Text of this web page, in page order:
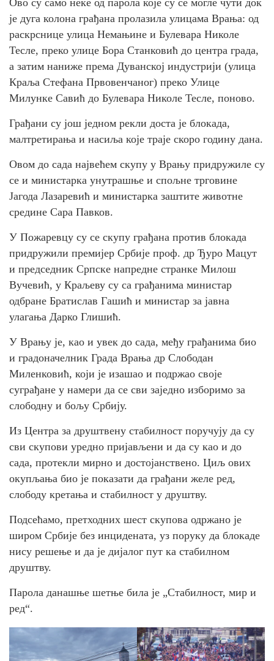
је дуга колона грађана пролазила улицама Врања: од
раскрснице улица Немањине и Булевара Николе
Тесле, преко улице Бора Станковић до центра града,
а затим наниже према Дуванској индустрији (улица
Краља Стефана Првовенчаног) преко Улице
Милунке Савић до Булевара Николе Тесле, поново.
Грађани су још једном рекли доста је блокада,
малтретирања и насиља које траје скоро годину дана.
Овом до сада највећем скупу у Врању придружиле су
се и министарка унутрашње и спољне трговине
Јагода Лазаревић и министарка заштите животне
средине Сара Павков.
У Пожаревцу су се скупу грађана против блокада
придружили премијер Србије проф. др Ђуро Мацут
и председник Српске напредне странке Милош
Вучевић, у Краљеву су са грађанима министар
одбране Братислав Гашић и министар за јавна
улагања Дарко Глишић.
У Врању је, као и увек до сада, међу грађанима био
и градоначелник Града Врања др Слободан
Миленковић, који је изашао и подржао своје
суграђане у намери да се сви заједно изборимо за
слободну и бољу Србију.
Из Центра за друштвену стабилност поручују да су
сви скупови уредно пријављени и да су као и до
сада, протекли мирно и достојанствено. Циљ ових
окупљања био је показати да грађани желе ред,
слободу кретања и стабилност у друштву.
Подсећамо, претходних шест скупова одржано је
широм Србије без инцидената, уз поруку да блокаде
нису решење и да је дијалог пут ка стабилном
друштву.
Парола данашње шетње била је „Стабилност, мир и
ред“.